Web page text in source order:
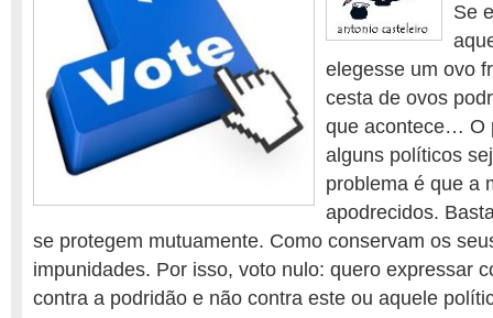
Se
elegesse um ovo
cesta de ovos
que acontece… O
alguns políticos
problema é que a
apodrecidos.
se protegem mutuamente. Como conservam os
impunidades. Por isso, voto nulo: quero expressar
contra a podridão e não contra este ou aquele